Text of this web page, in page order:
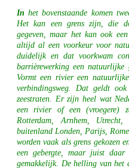
In het bovenstaande komen
Het kan een grens zijn, die
gegeven, maar het kan ook
altijd al een voorkeur voor
duidelijk en dat voorkwam
barrièrewerking een
Vormt een rivier een
verbindingsweg. Dat geldt
zeestraten. Er zijn heel wat
een rivier of een (vroegere)
Rotterdam, Arnhem,
buitenland Londen, Parijs,
worden vaak als grens gekozen
een gebergte, maar juist
gemakkelijk. De helling van het